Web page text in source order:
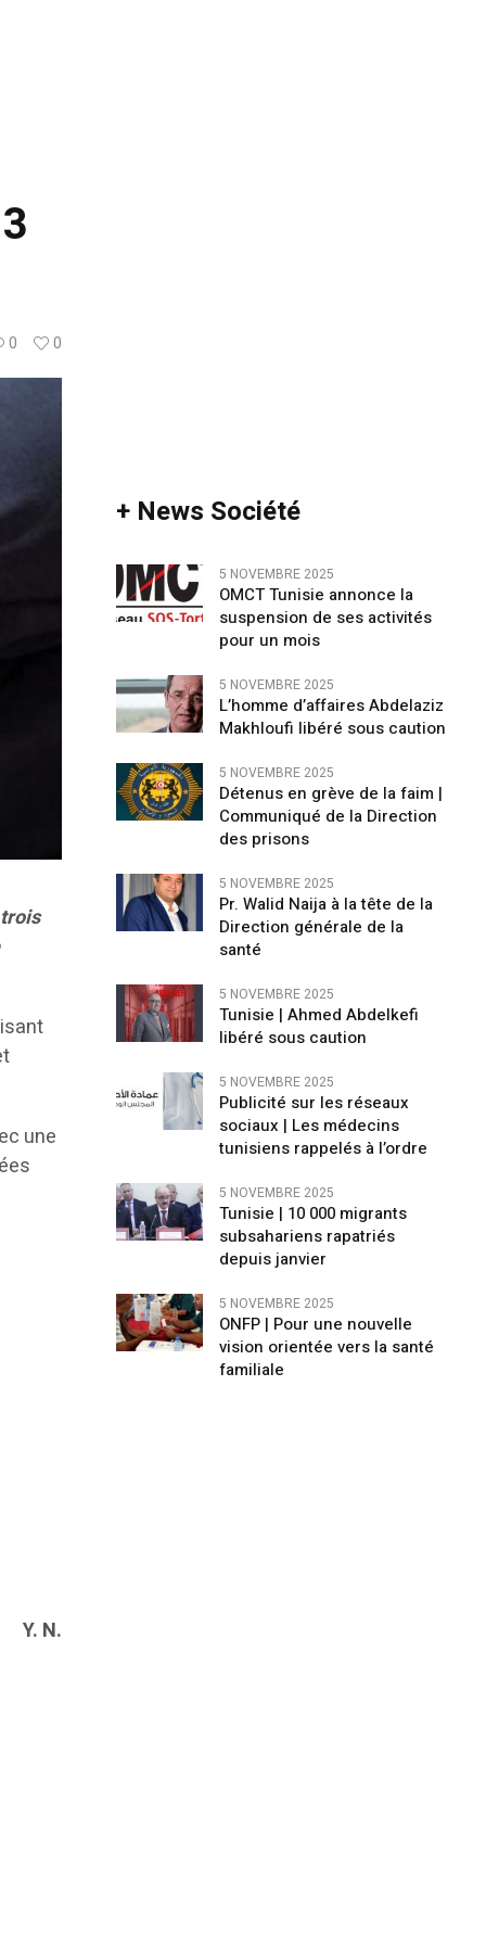
0 0
une
Y. N.
+ News Société
5 NOVEMBRE 2025
OMCT Tunisie annonce la
suspension de ses activités
pour un mois
5 NOVEMBRE 2025
L’homme d’affaires Abdelaziz
Makhloufi libéré sous caution
5 NOVEMBRE 2025
Détenus en grève de la faim |
Communiqué de la Direction
des prisons
5 NOVEMBRE 2025
Pr. Walid Naija à la tête de la
Direction générale de la
santé
5 NOVEMBRE 2025
Tunisie | Ahmed Abdelkefi
libéré sous caution
5 NOVEMBRE 2025
Publicité sur les réseaux
sociaux | Les médecins
tunisiens rappelés à l’ordre
5 NOVEMBRE 2025
Tunisie | 10 000 migrants
subsahariens rapatriés
depuis janvier
5 NOVEMBRE 2025
ONFP | Pour une nouvelle
vision orientée vers la santé
familiale